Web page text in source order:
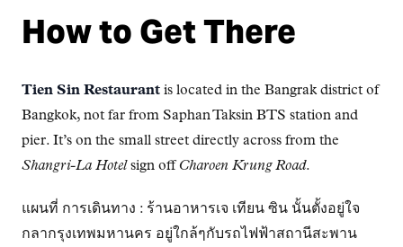
How to Get There
Tien Sin Restaurant is located in the Bangrak district of
Bangkok, not far from Saphan Taksin BTS station and
pier. It’s on the small street directly across from the
Shangri-La Hotelsign offCharoen Krung Road.
แผนที่ การเดินทาง : ร้านอาหารเจ เทียน ซิน นั้นตั้งอยู่ใจ
กลากรุงเทพมหานคร อยู่ใกล้ๆกับรถไฟฟ้าสถานีสะพาน